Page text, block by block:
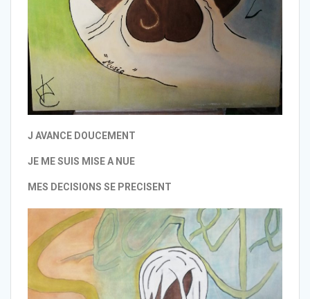
J AVANCE DOUCEMENT
JE ME SUIS MISE A NUE
MES DECISIONS SE PRECISENT